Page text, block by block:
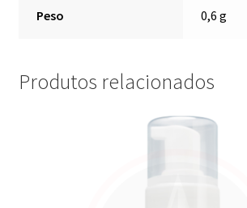
Peso 0,6 g
Produtos relacionados